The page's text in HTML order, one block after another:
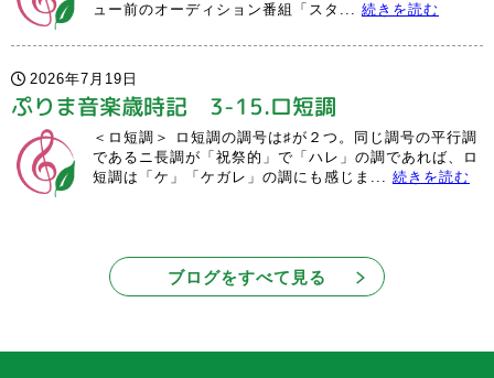
ュー前のオーディション番組「スタ... 続きを読む
2026年7月19日
ぷりま音楽歳時記 3-15.ロ短調
＜ロ短調＞ ロ短調の調号は♯が２つ。同じ調号の平行調
であるニ長調が「祝祭的」で「ハレ」の調であれば、ロ
短調は「ケ」「ケガレ」の調にも感じま... 続きを読む
ブログをすべて見る